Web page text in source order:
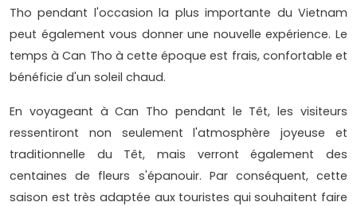
Tho pendant l'occasion la plus importante du Vietnam
peut également vous donner une nouvelle expérience. Le
temps à Can Tho à cette époque est frais, confortable et
bénéficie d'un soleil chaud.
En voyageant à Can Tho pendant le Têt, les visiteurs
ressentiront non seulement l'atmosphère joyeuse et
traditionnelle du Têt, mais verront également des
centaines de fleurs s'épanouir. Par conséquent, cette
saison est très adaptée aux touristes qui souhaitent faire